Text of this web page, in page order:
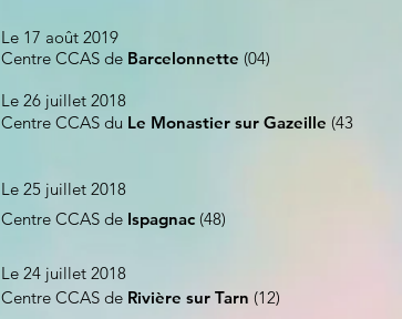
Le 17 août 2019
Centre CCAS de Barcelonnette (04)
Le 26 juillet 2018
Centre CCAS du Le Monastier sur Gazeille (43
Le 25 juillet 2018
Centre CCAS de Ispagnac (48)
Le 24 juillet 2018
Centre CCAS de Rivière sur Tarn (12)